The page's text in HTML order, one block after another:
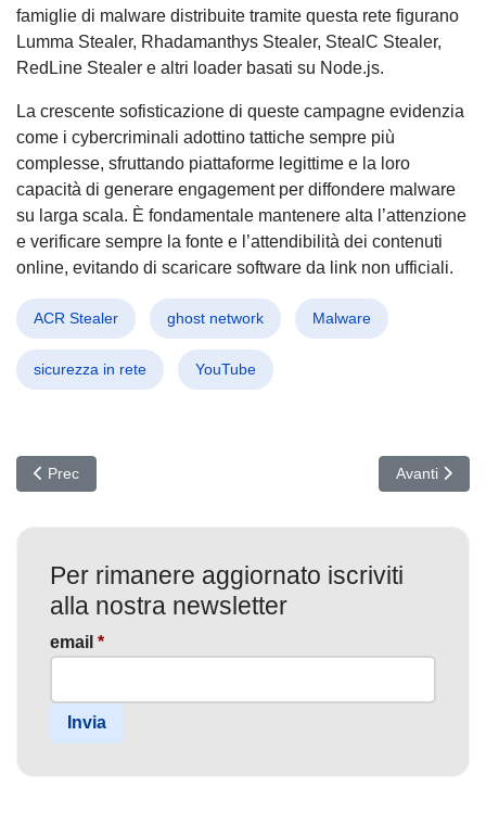
famiglie di malware distribuite tramite questa rete figurano
Lumma Stealer, Rhadamanthys Stealer, StealC Stealer,
RedLine Stealer e altri loader basati su Node.js.
La crescente sofisticazione di queste campagne evidenzia
come i cybercriminali adottino tattiche sempre più
complesse, sfruttando piattaforme legittime e la loro
capacità di generare engagement per diffondere malware
su larga scala. È fondamentale mantenere alta l’attenzione
e verificare sempre la fonte e l’attendibilità dei contenuti
online, evitando di scaricare software da link non ufficiali.
ACR Stealer ghost network Malware
sicurezza in rete YouTube
Articolo precedente: Smishing Triad: Oltre 194.000 domini e un
Prec Articolo
Avanti
Per rimanere aggiornato iscriviti
alla nostra newsletter
email *
Invia